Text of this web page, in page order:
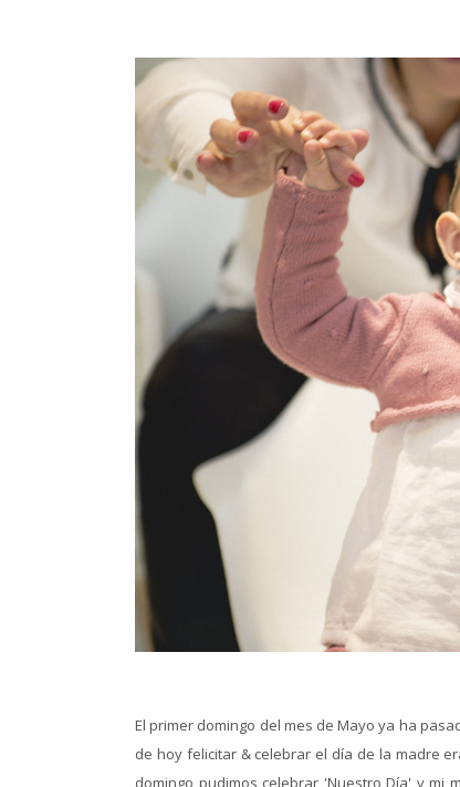
El primer domingo del mes de Mayo ya ha
de hoy felicitar & celebrar el día de la madre
domingo pudimos celebrar 'Nuestro Día' y mi